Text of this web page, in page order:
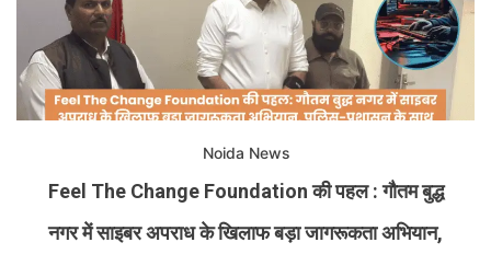
Noida News
Feel The Change Foundation की पहल : गौतम बुद्ध
नगर में साइबर अपराध के खिलाफ बड़ा जागरूकता अभियान,